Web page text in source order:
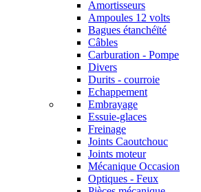
Amortisseurs
Ampoules 12 volts
Bagues étanchéïté
Câbles
Carburation - Pompe
Divers
Durits - courroie
Echappement
Embrayage
Essuie-glaces
Freinage
Joints Caoutchouc
Joints moteur
Mécanique Occasion
Optiques - Feux